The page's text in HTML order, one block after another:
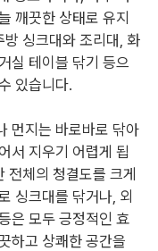
깨끗한 상태로 유지
싱크대와 조리대, 화
실 테이블 닦기 등으
있습니다.
먼지는 바로바로 닦아
서 지우기 어렵게 됩
전체의 청결도를 크게
싱크대를 닦거나, 외
은 모두 긍정적인 효
하고 상쾌한 공간을